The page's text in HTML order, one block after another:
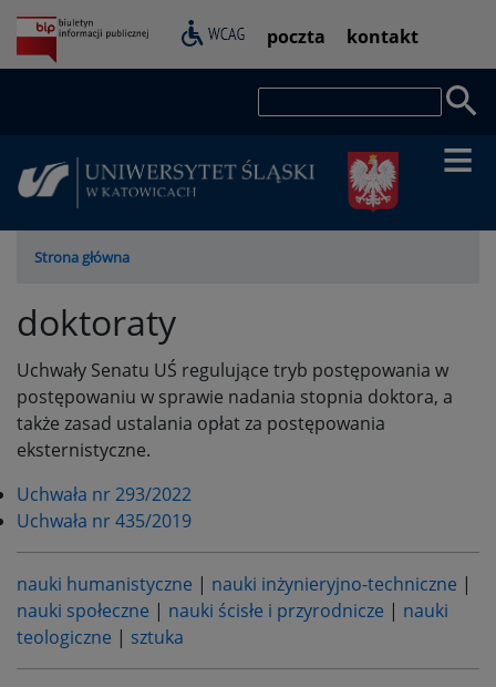
Przejdź
do
treści
Pasek
dostępności
poczta kontakt
Ścieżka
Strona główna
doktoraty
Uchwały Senatu UŚ regulujące tryb postępowania w
postępowaniu w sprawie nadania stopnia doktora, a
także zasad ustalania opłat za postępowania
eksternistyczne.
Uchwała nr 293/2022
Uchwała nr 435/2019
nauki humanistyczne | nauki inżynieryjno-techniczne |
nauki społeczne | nauki ścisłe i przyrodnicze | nauki
teologiczne | sztuka